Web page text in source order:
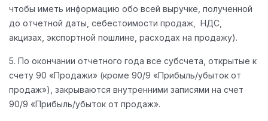
чтобы иметь информацию обо всей выручке, полученной
до отчетной даты, себестоимости продаж, НДС,
акцизах, экспортной пошлине, расходах на продажу).
5. По окончании отчетного года все субсчета, открытые к
счету 90 «Продажи» (кроме 90/9 «Прибыль/убыток от
продаж»), закрываются внутренними записями на счет
90/9 «Прибыль/убыток от продаж».